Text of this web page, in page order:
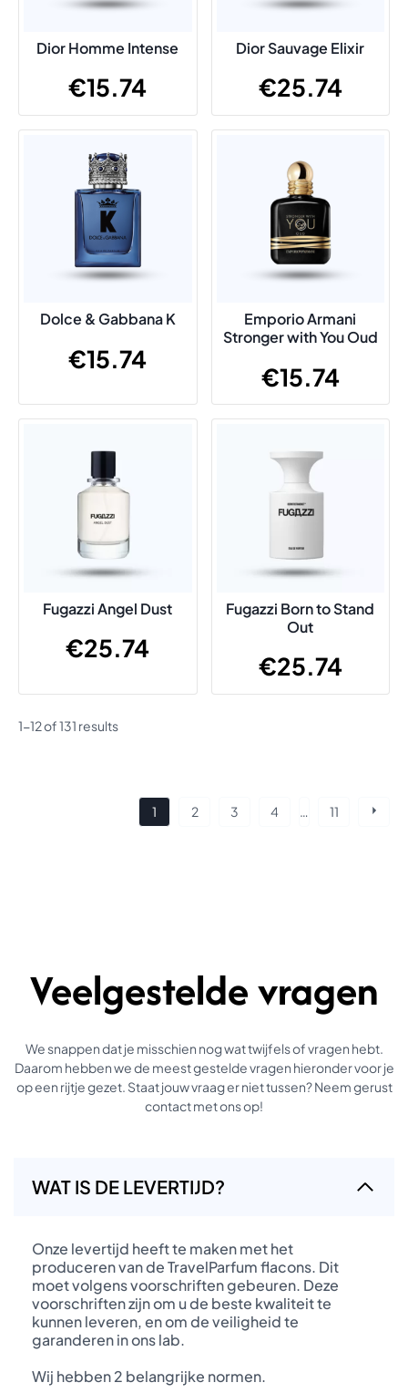
Dior Homme Intense
€15.74
Dior Sauvage Elixir
€25.74
Dolce & Gabbana K
€15.74
Emporio Armani
Stronger with You Oud
€15.74
Fugazzi Angel Dust
€25.74
Fugazzi Born to Stand
Out
€25.74
1-12 of 131 results
Posts
1 2 3 4 … 11
Veelgestelde vragen
We snappen dat je misschien nog wat twijfels of vragen hebt.
Daarom hebben we de meest gestelde vragen hieronder voor je
op een rijtje gezet. Staat jouw vraag er niet tussen? Neem gerust
contact met ons op!
WAT IS DE LEVERTIJD?
Onze levertijd heeft te maken met het
produceren van de TravelParfum flacons. Dit
moet volgens voorschriften gebeuren. Deze
voorschriften zijn om u de beste kwaliteit te
kunnen leveren, en om de veiligheid te
garanderen in ons lab.
Wij hebben 2 belangrijke normen.